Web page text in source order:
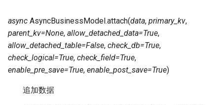
async AsyncBusinessModel.attach(data, primary_kv,
parent_kv=None, allow_detached_data=True,
allow_detached_table=False, check_db=True,
check_logical=True, check_field=True,
enable_pre_save=True, enable_post_save=True)
追加数据